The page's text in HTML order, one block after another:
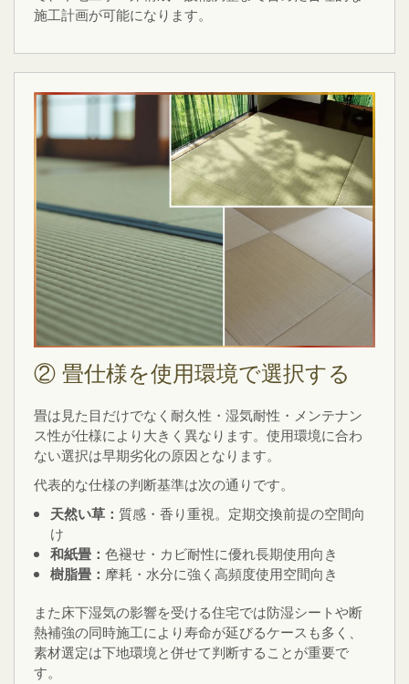
施工計画が可能になります。
② 畳仕様を使用環境で選択する
畳は見た目だけでなく耐久性・湿気耐性・メンテナン
ス性が仕様により大きく異なります。使用環境に合わ
ない選択は早期劣化の原因となります。
代表的な仕様の判断基準は次の通りです。
天然い草： 質感・香り重視。定期交換前提の空間向
け
和紙畳： 色褪せ・カビ耐性に優れ長期使用向き
樹脂畳： 摩耗・水分に強く高頻度使用空間向き
また床下湿気の影響を受ける住宅では防湿シートや断
熱補強の同時施工により寿命が延びるケースも多く、
素材選定は下地環境と併せて判断することが重要で
す。